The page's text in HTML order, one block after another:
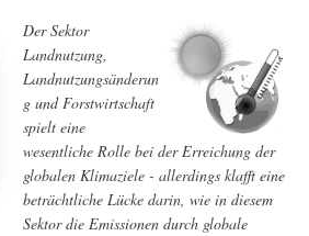
Der Sektor
Landnutzung,
Landnutzungsänderun
g und Forstwirtschaft
spielt eine
wesentliche Rolle bei der Erreichung der
globalen Klimaziele - allerdings klafft eine
beträchtliche Lücke darin, wie in diesem
Sektor die Emissionen durch globale